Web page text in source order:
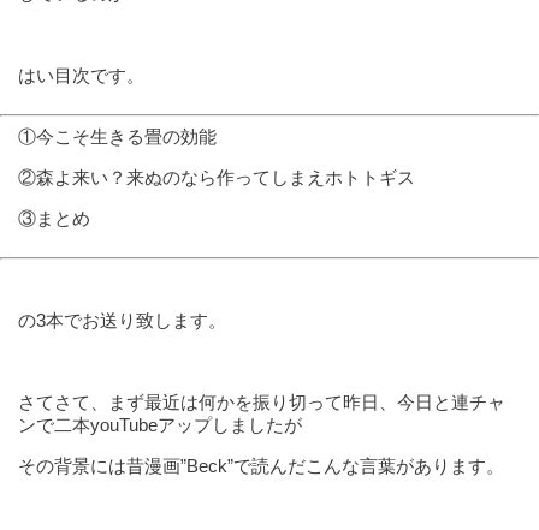
はい目次です。
①今こそ生きる畳の効能
②森よ来い？来ぬのなら作ってしまえホトトギス
③まとめ
の3本でお送り致します。
さてさて、まず最近は何かを振り切って昨日、今日と連チャ
ンで二本youTubeアップしましたが
その背景には昔漫画”Beck”で読んだこんな言葉があります。